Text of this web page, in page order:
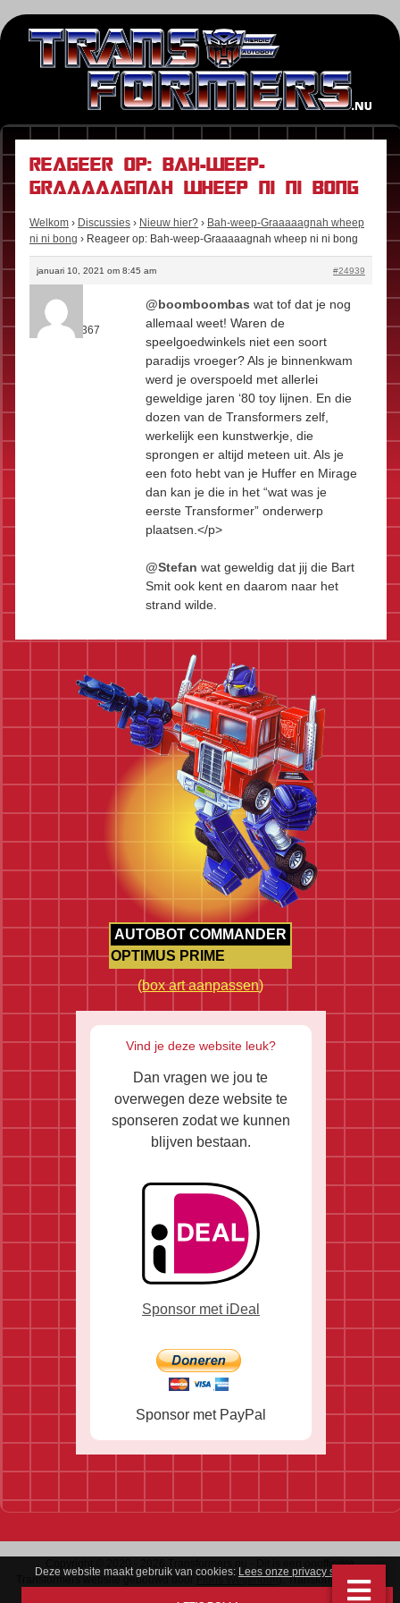
Reageer op: Bah-weep-
Graaaaagnah wheep ni ni bong
Welkom › Discussies › Nieuw hier? › Bah-weep-Graaaaagnah wheep
ni ni bong › Reageer op: Bah-weep-Graaaaagnah wheep ni ni bong
januari 10, 2021 om 8:45 am #24939
Kees
Rol:
Fan
Berichten:
367
@boomboombas wat tof dat je nog
allemaal weet! Waren de
speelgoedwinkels niet een soort
paradijs vroeger? Als je binnenkwam
werd je overspoeld met allerlei
geweldige jaren ‘80 toy lijnen. En die
dozen van de Transformers zelf,
werkelijk een kunstwerkje, die
sprongen er altijd meteen uit. Als je
een foto hebt van je Huffer en Mirage
dan kan je die in het “wat was je
eerste Transformer” onderwerp
plaatsen.</p>
@Stefan wat geweldig dat jij die Bart
Smit ook kent en daarom naar het
strand wilde.
AUTOBOT COMMANDER
OPTIMUS PRIME
(box art aanpassen)
Vind je deze website leuk?
Dan vragen we jou te
overwegen deze website te
sponseren zodat we kunnen
blijven bestaan.
Sponsor met iDeal
Sponsor met PayPal
Copyright © 2020 - 2026 Transformers.nu - Dit is een onofficiële
Transformers website gebouwd door
Floris Weijenburg. Transformers is een
Deze website maakt gebruik van cookies: Lees onze privacy statement